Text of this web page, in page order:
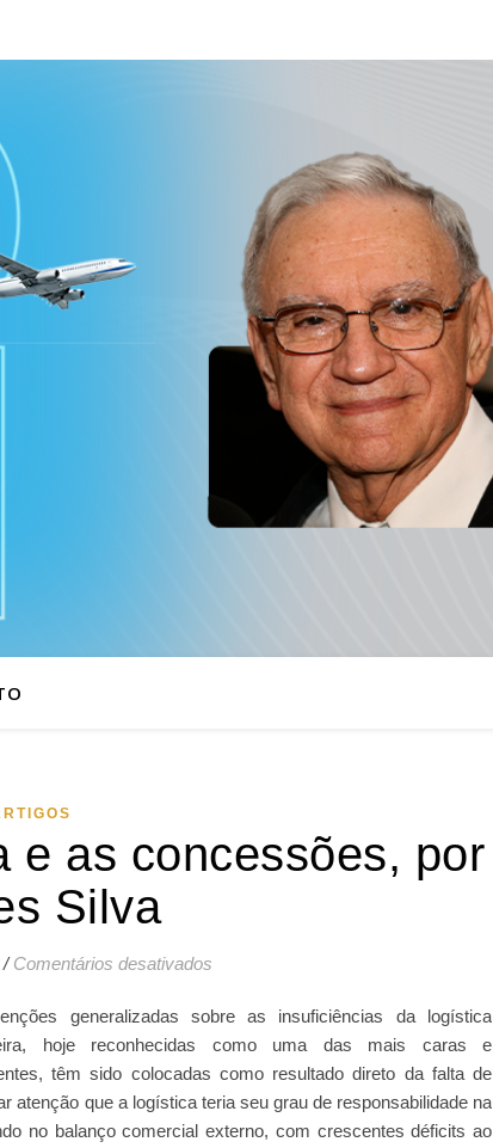
e as concessões, por
Silva
/ Comentários desativados
generalizadas sobre as insuficiências da logística
hoje reconhecidas como uma das mais caras e
têm sido colocadas como resultado direto da falta de
atenção que a logística teria seu grau de responsabilidade na
no balanço comercial externo, com crescentes déficits ao